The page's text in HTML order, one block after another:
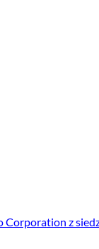
Corporation z